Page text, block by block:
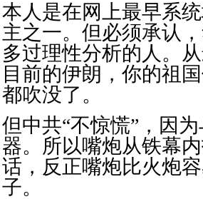
本人是在网上最早系
主之一。但必须承认
多过理性分析的人。
目前的伊朗，你的祖
都吹没了。
但中共“不惊慌”，因
器。所以嘴炮从铁幕
话，反正嘴炮比火炮
子。